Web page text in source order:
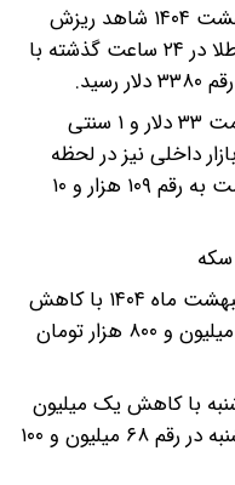
هر اونس طلا در روز سه‌شنبه ۲ اردیبهشت ۱۴۰۴ شاهد ریزش
قیمت بود. بنابر این خبر، هر اونس طلا در ۲۴ ساعت گذشته با
اونس جهانی نقره، اما با افزایش قیمت ۳۳ دلار و ۱ سنتی
هر گرم نقره ۹۹۹ در بازار داخلی نیز در لحظه
انتشار این خبر با کاهش محدود قیمت به رقم ۱۰۹ هزار و ۱۰
قیمت سکه امامی روز سه‌شنبه ۲ اردیبهشت ماه ۱۴۰۴ با کاهش
یک میلیون و ۱۰۰ هزار تومانی به ۷۲ میلیون و ۸۰۰ هزار تومان
با کاهش یک میلیون
و ۸۰۰ هزار تومانی نسبت به روز دوشنبه در رقم ۶۸ میلیون و ۱۰۰